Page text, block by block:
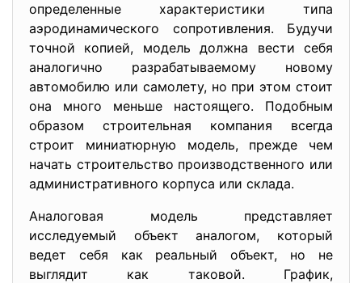
определенные характеристики типа
аэродинамического сопротивления. Будучи
точной копией, модель должна вести себя
аналогично разрабатываемому новому
автомобилю или самолету, но при этом стоит
она много меньше настоящего. Подобным
образом строительная компания всегда
строит миниатюрную модель, прежде чем
начать строительство производственного или
административного корпуса или склада.
Аналоговая модель представляет
исследуемый объект аналогом, который
ведет себя как реальный объект, но не
выглядит как таковой. График,